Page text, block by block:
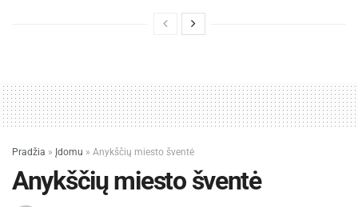
Pradžia » Įdomu » Anykščių miesto šventė
Anykščių miesto šventė